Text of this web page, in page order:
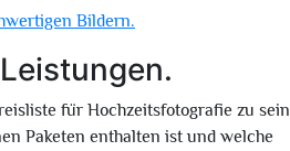
Bildern.
für Hochzeitsfotografie zu
Paketen enthalten ist und welche